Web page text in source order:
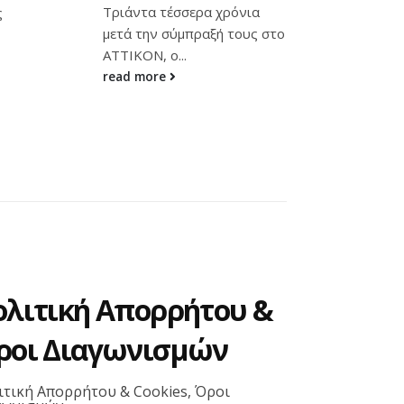
στο
αγαπημένες καλλιτέχνιδες, η
Ματούλα Ζαμάνη και...
read more
Απορρήτου &
Διαγωνισμών
Απορρήτου & Cookies, Όροι